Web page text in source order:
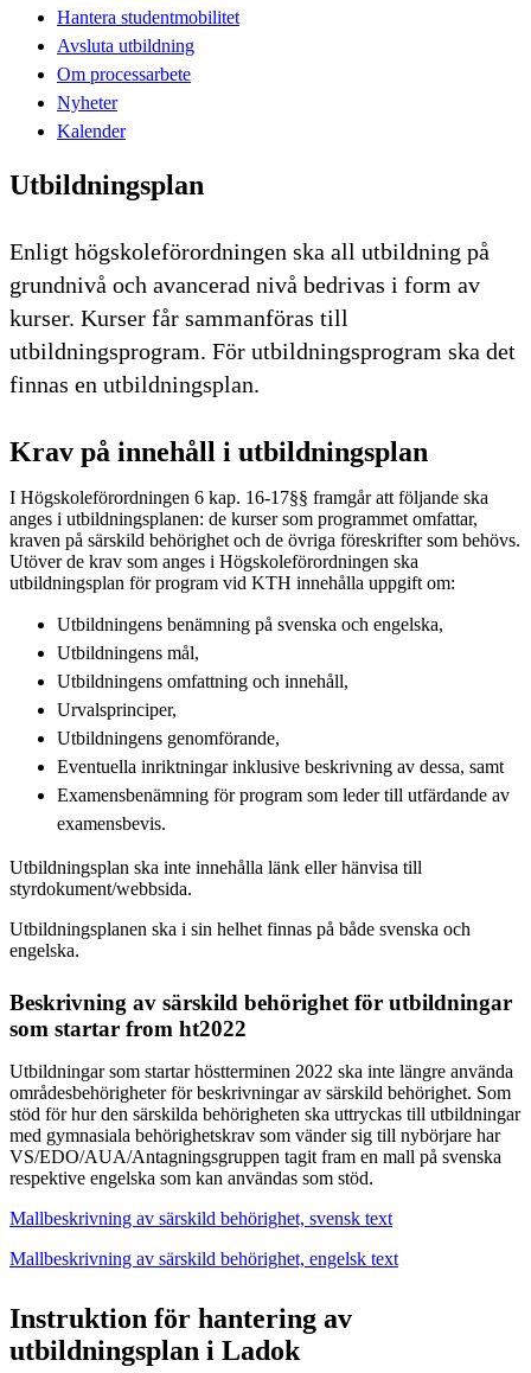
Hantera studentmobilitet
Avsluta utbildning
Om processarbete
Nyheter
Kalender
Utbildningsplan
Enligt högskoleförordningen ska all utbildning på
grundnivå och avancerad nivå bedrivas i form av
kurser. Kurser får sammanföras till
utbildningsprogram. För utbildningsprogram ska det
finnas en utbildningsplan.
Krav på innehåll i utbildningsplan
I Högskoleförordningen 6 kap. 16-17§§ framgår att följande ska
anges i utbildningsplanen: de kurser som programmet omfattar,
kraven på särskild behörighet och de övriga föreskrifter som behövs.
Utöver de krav som anges i Högskoleförordningen ska
utbildningsplan för program vid KTH innehålla uppgift om:
Utbildningens benämning på svenska och engelska,
Utbildningens mål,
Utbildningens omfattning och innehåll,
Urvalsprinciper,
Utbildningens genomförande,
Eventuella inriktningar inklusive beskrivning av dessa, samt
Examensbenämning för program som leder till utfärdande av
examensbevis.
Utbildningsplan ska inte innehålla länk eller hänvisa till
styrdokument/webbsida.
Utbildningsplanen ska i sin helhet finnas på både svenska och
engelska.
Beskrivning av särskild behörighet för utbildningar
som startar from ht2022
Utbildningar som startar höstterminen 2022 ska inte längre använda
områdesbehörigheter för beskrivningar av särskild behörighet. Som
stöd för hur den särskilda behörigheten ska uttryckas till utbildningar
med gymnasiala behörighetskrav som vänder sig till nybörjare har
VS/EDO/AUA/Antagningsgruppen tagit fram en mall på svenska
respektive engelska som kan användas som stöd.
Mallbeskrivning av särskild behörighet, svensk text
Mallbeskrivning av särskild behörighet, engelsk text
Instruktion för hantering av
utbildningsplan i Ladok